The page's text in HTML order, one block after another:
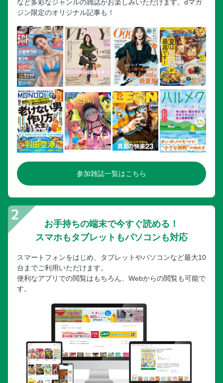
など多彩なジャンルの雑誌がお楽しみいただけます。dマガ
ジン限定のオリジナル記事も！
参加雑誌一覧はこちら
お手持ちの端末で今すぐ読める！
スマホもタブレットもパソコンも対応
スマートフォンをはじめ、タブレットやパソコンなど最大10
台までご利用いただけます。
便利なアプリでの閲覧はもちろん、Webからの閲覧も可能で
す。